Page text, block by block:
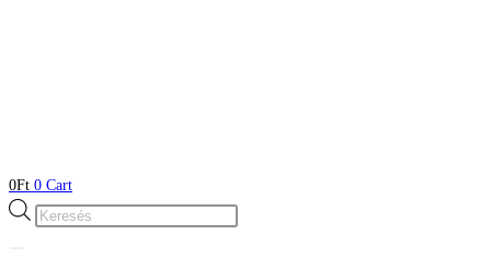
0Ft 0 Cart
Products